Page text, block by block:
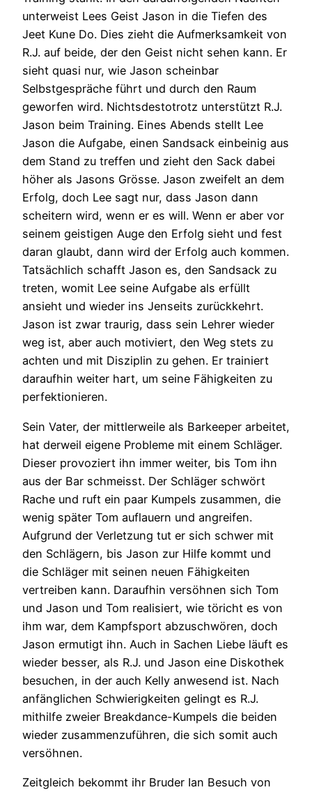
unterweist Lees Geist Jason in die Tiefen des
Jeet Kune Do. Dies zieht die Aufmerksamkeit von
R.J. auf beide, der den Geist nicht sehen kann. Er
sieht quasi nur, wie Jason scheinbar
Selbstgespräche führt und durch den Raum
geworfen wird. Nichtsdestotrotz unterstützt R.J.
Jason beim Training. Eines Abends stellt Lee
Jason die Aufgabe, einen Sandsack einbeinig aus
dem Stand zu treffen und zieht den Sack dabei
höher als Jasons Grösse. Jason zweifelt an dem
Erfolg, doch Lee sagt nur, dass Jason dann
scheitern wird, wenn er es will. Wenn er aber vor
seinem geistigen Auge den Erfolg sieht und fest
daran glaubt, dann wird der Erfolg auch kommen.
Tatsächlich schafft Jason es, den Sandsack zu
treten, womit Lee seine Aufgabe als erfüllt
ansieht und wieder ins Jenseits zurückkehrt.
Jason ist zwar traurig, dass sein Lehrer wieder
weg ist, aber auch motiviert, den Weg stets zu
achten und mit Disziplin zu gehen. Er trainiert
daraufhin weiter hart, um seine Fähigkeiten zu
perfektionieren.
Sein Vater, der mittlerweile als Barkeeper arbeitet,
hat derweil eigene Probleme mit einem Schläger.
Dieser provoziert ihn immer weiter, bis Tom ihn
aus der Bar schmeisst. Der Schläger schwört
Rache und ruft ein paar Kumpels zusammen, die
wenig später Tom auflauern und angreifen.
Aufgrund der Verletzung tut er sich schwer mit
den Schlägern, bis Jason zur Hilfe kommt und
die Schläger mit seinen neuen Fähigkeiten
vertreiben kann. Daraufhin versöhnen sich Tom
und Jason und Tom realisiert, wie töricht es von
ihm war, dem Kampfsport abzuschwören, doch
Jason ermutigt ihn. Auch in Sachen Liebe läuft es
wieder besser, als R.J. und Jason eine Diskothek
besuchen, in der auch Kelly anwesend ist. Nach
anfänglichen Schwierigkeiten gelingt es R.J.
mithilfe zweier Breakdance-Kumpels die beiden
wieder zusammenzuführen, die sich somit auch
versöhnen.
Zeitgleich bekommt ihr Bruder Ian Besuch von